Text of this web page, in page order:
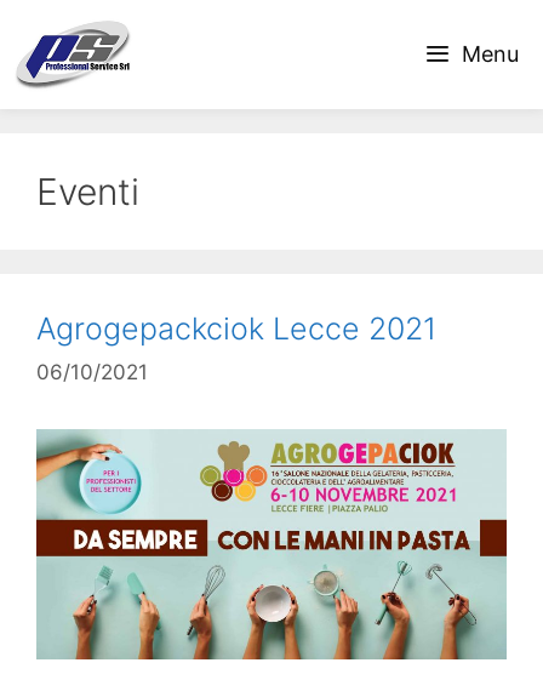
contenuto
Menu
Eventi
Agrogepackciok Lecce 2021
06/10/2021